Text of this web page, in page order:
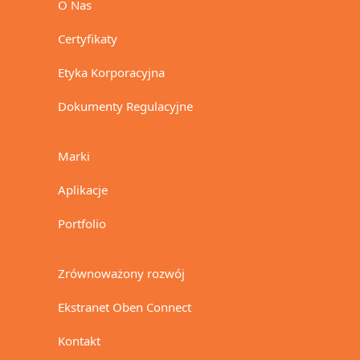
O Nas
Certyfikaty
Etyka Korporacyjna
Dokumenty Regulacyjne
Marki
Aplikacje
Portfolio
Zrównoważony rozwój
Ekstranet Oben Connect
Kontakt